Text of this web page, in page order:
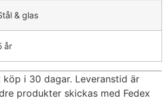
& glas
år
i 30 dagar. Leveranstid är
produkter skickas med Fedex